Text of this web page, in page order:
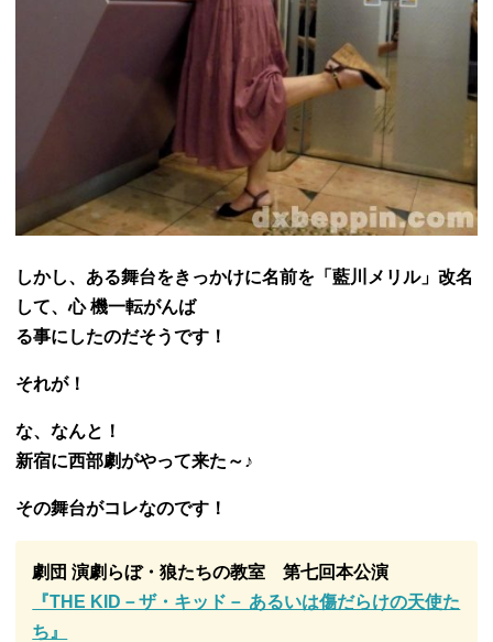
しかし、ある舞台をきっかけに名前を「藍川メリル」改名
して、心 機一転がんば
る事にしたのだそうです！
それが！
な、なんと！
新宿に西部劇がやって来た～♪
その舞台がコレなのです！
劇団 演劇らぼ・狼たちの教室第七回本公演
『THE KID－ザ・キッド－ あるいは傷だらけの天使た
ち』